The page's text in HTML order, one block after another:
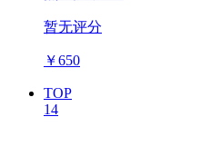
暂无评分
￥650
TOP
14